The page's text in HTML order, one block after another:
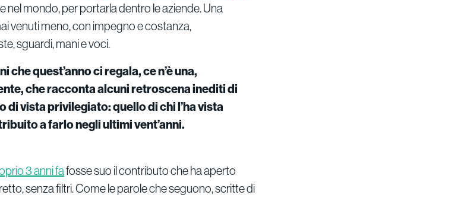
nel mondo, per portarla dentro le aziende. Una
venuti meno, con impegno e costanza,
sguardi, mani e voci.
che quest’anno ci regala, ce n’è una,
che racconta alcuni retroscena inediti di
di vista privilegiato: quello di chi l’ha vista
a farlo negli ultimi vent’anni.
3 anni fafosse suo il contributo che ha aperto
senza filtri. Come le parole che seguono, scritte di